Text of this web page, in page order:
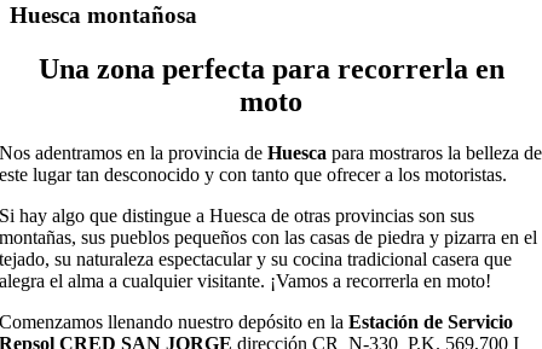
Huesca montañosa
Una zona perfecta para recorrerla en
moto
Nos adentramos en la provincia deHuesca para mostraros la belleza de
este lugar tan desconocido y con tanto que ofrecer a los motoristas.
Si hay algo que distingue a Huesca de otras provincias son sus
montañas, sus pueblos pequeños con las casas de piedra y pizarra en el
tejado, su naturaleza espectacular y su cocina tradicional casera que
alegra el alma a cualquier visitante. ¡Vamos a recorrerla en moto!
Comenzamos llenando nuestro depósito en laEstación de Servicio
Repsol CRED SAN JORGEdirección CR N-330 P.K. 569,700 I